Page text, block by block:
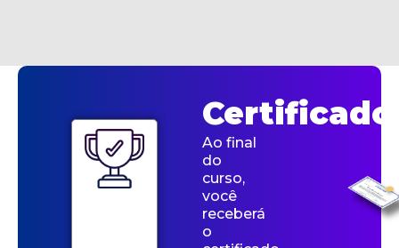
Certificado
Ao final
do
curso,
você
receberá
o